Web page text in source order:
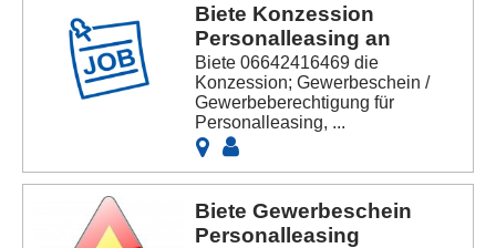
Biete Konzession
Personalleasing an
Biete 06642416469 die
Konzession; Gewerbeschein /
Gewerbeberechtigung für
Personalleasing, ...
Biete Gewerbeschein
Personalleasing